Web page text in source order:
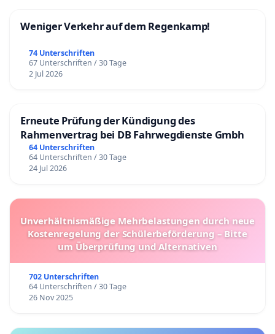
Weniger Verkehr auf dem Regenkamp!
74 Unterschriften
67 Unterschriften / 30 Tage
2 Jul 2026
Erneute Prüfung der Kündigung des
Rahmenvertrag bei DB Fahrwegdienste Gmbh
64 Unterschriften
64 Unterschriften / 30 Tage
24 Jul 2026
Unverhältnismäßige Mehrbelastungen durch neue
Kostenregelung der Schülerbeförderung – Bitte
um Überprüfung und Alternativen
702 Unterschriften
64 Unterschriften / 30 Tage
26 Nov 2025